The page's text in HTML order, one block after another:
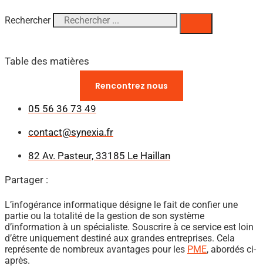
Rechercher
Table des matières
Vous avez des questions ?​
Rencontrez nous
05 56 36 73 49
contact@synexia.fr
82 Av. Pasteur, 33185 Le Haillan
Partager :
L’infogérance informatique désigne le fait de confier une
partie ou la totalité de la gestion de son système
d’information à un spécialiste. Souscrire à ce service est loin
d’être uniquement destiné aux grandes entreprises. Cela
représente de nombreux avantages pour les PME, abordés ci-
après.